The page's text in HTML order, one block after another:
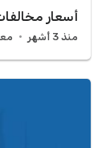
أسعار
منذ 3 أشهر